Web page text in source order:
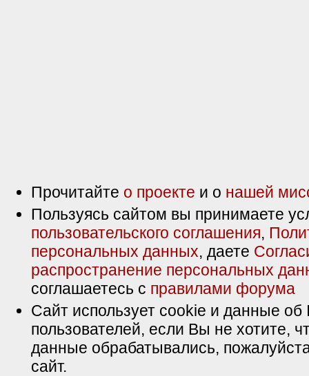
Прочитайте о проекте и о нашей
Пользуясь сайтом вы принимаете
пользовательского соглашения,
персональных данных, даете
распространение персональных
соглашаетесь с правилами форума
Сайт использует cookie и данные об
пользователей, если Вы не хотите,
данные обрабатывались,
сайт.